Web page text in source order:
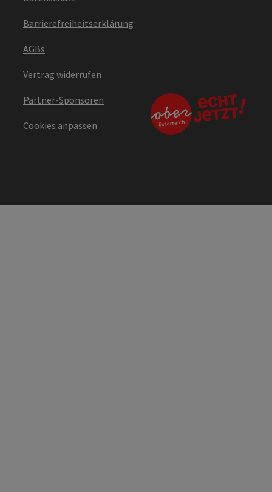
Barrierefreiheitserklärung
AGBs
Vertrag widerrufen
Partner-Sponsoren
Cookies anpassen